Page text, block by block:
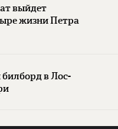
выйдет
жизни Петра
в Лос-